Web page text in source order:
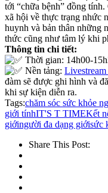
tới “chữa bệnh” đồng
xã hội về thực trạng nhức
huynh và bản thân những
thức cũng như tâm lý khi
Thông tin chi tiết:
Thời gian: 14h00-
Nền tảng:
đàm sẽ được ghi hình và
khi sự kiện diễn ra.
Tags:chăm sóc sức khỏe
giới tínhIT'S T TIMEKết
giớingười đa dạng giớisức
Share This Post: